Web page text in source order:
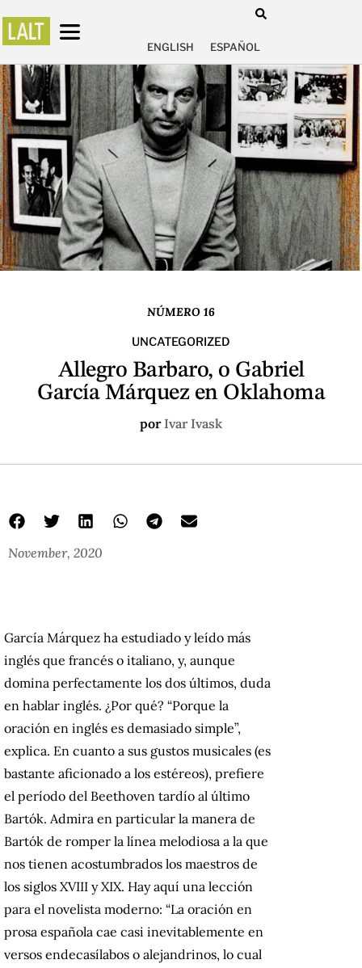
ENGLISH ESPAÑOL
NÚMERO 16
UNCATEGORIZED
Allegro Barbaro, o Gabriel
García Márquez en Oklahoma
por Ivar Ivask
November, 2020
García Márquez ha estudiado y leído más
inglés que francés o italiano, y, aunque
domina perfectamente los dos últimos, duda
en hablar inglés. ¿Por qué? “Porque la
oración en inglés es demasiado simple”,
explica. En cuanto a sus gustos musicales (es
bastante aficionado a los estéreos), prefiere
el período del Beethoven tardío al último
Bartók. Admira en particular la manera de
Bartók de romper la línea melodiosa a la que
nos tienen acostumbrados los maestros de
los siglos XVIII y XIX. Hay aquí una lección
para el novelista moderno: “La oración en
prosa española cae casi inevitablemente en
versos endecasílabos o alejandrinos, lo cual